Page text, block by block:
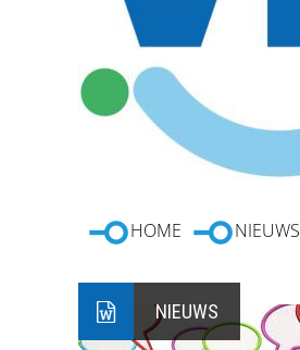
HOME NIEUWS
NIEUWS